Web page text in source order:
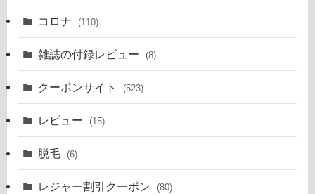
コロナ (110)
雑誌の付録レビュー (8)
クーポンサイト (523)
レビュー (15)
脱毛 (6)
レジャー割引クーポン (80)